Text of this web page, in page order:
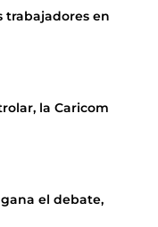
trabajadores en
la Caricom
el debate,